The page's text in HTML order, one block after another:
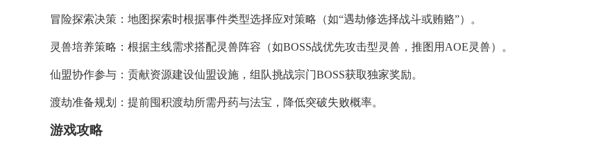
​​冒险探索决策​​：地图探索时根据事件类型选择应对策略（如“遇劫修选择战斗或贿赂”）。
​​灵兽培养策略​​：根据主线需求搭配灵兽阵容（如BOSS战优先攻击型灵兽，推图用AOE灵兽）。
​​仙盟协作参与​​：贡献资源建设仙盟设施，组队挑战宗门BOSS获取独家奖励。
​​渡劫准备规划​​：提前囤积渡劫所需丹药与法宝，降低突破失败概率。
游戏攻略